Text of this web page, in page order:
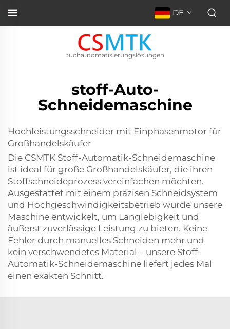
DE
tuchautomatisierungslösungen
stoff-Auto-
Schneidemaschine
Hochleistungsschneider mit Einphasenmotor für
Großhandelskäufer
Die CSMTK Stoff-Automatik-Schneidemaschine
ist ideal für große Großhandelskäufer, die ihren
Stoffschneideprozess vereinfachen möchten.
Ausgestattet mit einem präzisen Schneidsystem
und Hochgeschwindigkeitsbetrieb wurde unsere
Maschine entwickelt, um Langlebigkeit und
äußerst zuverlässige Leistung zu bieten. Keine
Fehler durch manuelles Schneiden mehr und
kein verschwendetes Material – unsere Stoff-
Automatik-Schneidemaschine liefert jedes Mal
einen exakten Schnitt.